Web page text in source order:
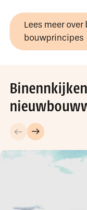
Lees meer
bouwprincipes